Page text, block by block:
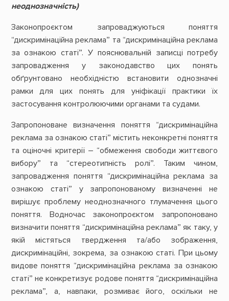
неоднозначність)
Законопроєктом запроваджуються поняття
“дискримінаційна реклама” та “дискримінаційна реклама
за ознакою статі”. У пояснювальній записці потребу
запровадження у законодавство цих понять
обґрунтовано необхідністю встановити однозначні
рамки для цих понять для уніфікації практики їх
застосування контролюючими органами та судами.
Запропоноване визначення поняття “дискримінаційна
реклама за ознакою статі” містить неконкретні поняття
та оціночні критерії – “обмеження свободи життєвого
вибору” та “стереотипність ролі”. Таким чином,
запровадження поняття “дискримінаційна реклама за
ознакою статі” у запропонованому визначенні не
вирішує проблему неоднозначного тлумачення цього
поняття. Водночас законопроєктом запропоновано
визначити поняття “дискримінаційна реклама” як таку, у
якій містяться твердження та/або зображення,
дискримінаційні, зокрема, за ознакою статі. При цьому
видове поняття “дискримінаційна реклама за ознакою
статі” не конкретизує родове поняття “дискримінаційна
реклама”, а, навпаки, розмиває його, оскільки не